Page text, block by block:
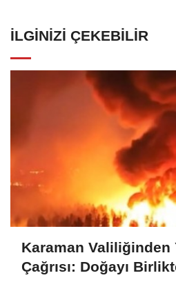
İLGINIZI ÇEKEBILIR
Karaman Valiliğinden
Çağrısı: Doğayı